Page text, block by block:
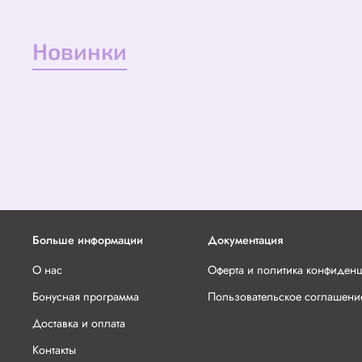
Новинки
Больше информации
О нас
Бонусная программа
Доставка и оплата
Контакты
Документация
Оферта и политика
Пользовательское